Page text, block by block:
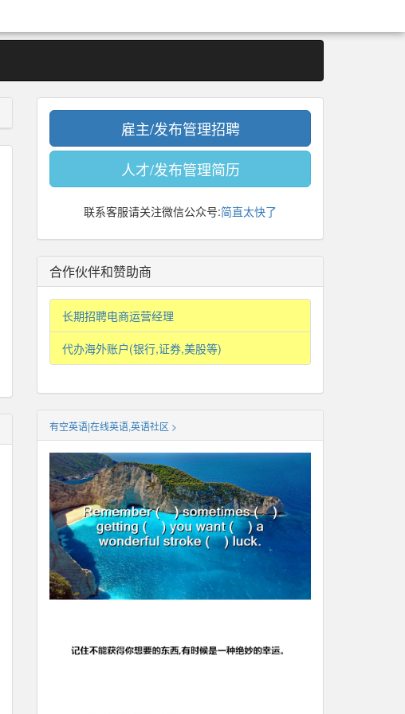
雇主/发布管理招聘
人才/发布管理简历
联系客服请关注微信公众号:简直太快了
合作伙伴和赞助商
长期招聘电商运营经理
代办海外账户(银行,证券,美股等)
有空英语|在线英语,英语社区 >